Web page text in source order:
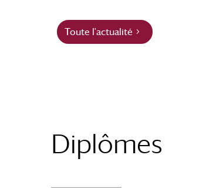
Toute l'actualité
Diplômes